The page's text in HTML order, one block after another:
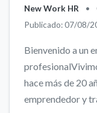
New Work HR •
Publicado: 07/08/
Bienvenido a un
hace más de 20
emprendedor y